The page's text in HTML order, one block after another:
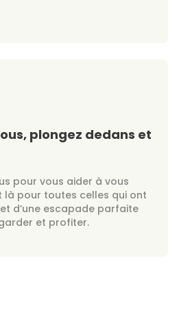
plongez dedans et
pour vous aider à vous
là pour toutes celles qui ont
d’une escapade parfaite
et profiter.